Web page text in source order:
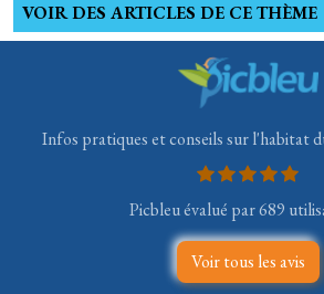
VOIR DES ARTICLES DE CE THÈME
Infos pratiques et conseils sur l'habitat
Picbleu évalué par 689
Voir tous les avis